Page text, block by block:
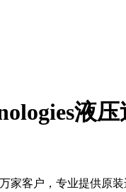
液
客户，专业提供原装